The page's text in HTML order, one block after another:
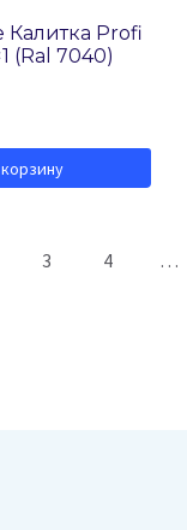
Калитка Profi
(Ral 7040)
3 4 …